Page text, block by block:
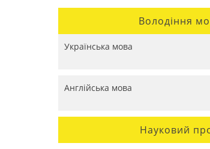
Володіння
Українська мова
Англійська мова
Науковий